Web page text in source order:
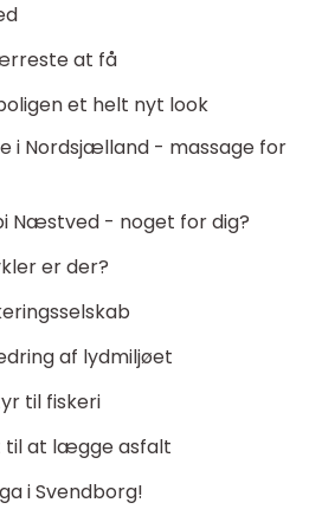
at få
et helt nyt look
i Nordsjælland - massage for
Næstved - noget for dig?
er der?
af lydmiljøet
til fiskeri
til at lægge asfalt
i Svendborg!